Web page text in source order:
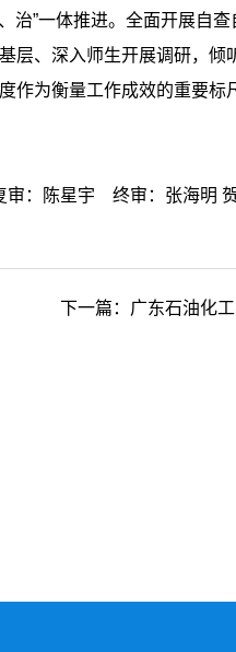
治”一体推进。全面开展自
层、深入师生开展调研，倾
作为衡量工作成效的重要标
：陈星宇 终审：张海明